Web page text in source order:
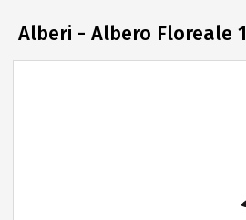
Alberi - Albero Floreale 1